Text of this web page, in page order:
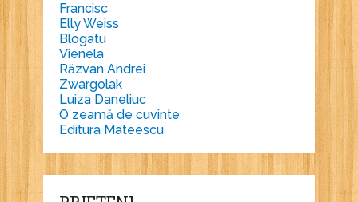
Francisc
Elly Weiss
Blogatu
Vienela
Răzvan Andrei
Zwargolak
Luiza Daneliuc
O zeamă de cuvinte
Editura Mateescu